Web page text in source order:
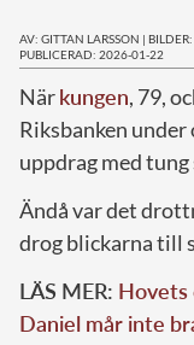
AV: GITTAN LARSSON |
PUBLICERAD: 2026-01-22
Närkungen, 79,
Riksbanken
uppdrag med
Ändå var det
drog blickarna till
LÄS MER: Hovets
Daniel mår inte